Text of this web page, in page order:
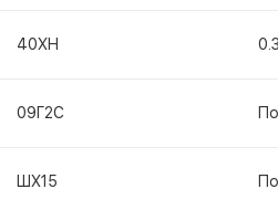
40ХН
09Г2С
ШХ15